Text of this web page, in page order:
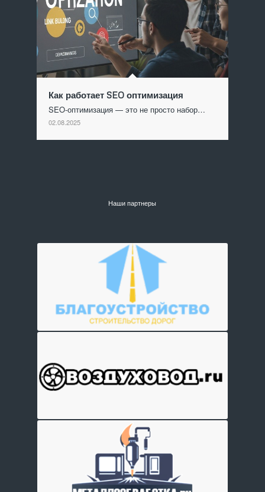
Как работает SEO оптимизация
SEO-оптимизация — это не просто набор…
02.08.2025
Наши партнеры